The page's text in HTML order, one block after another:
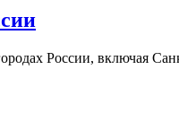
России, включая